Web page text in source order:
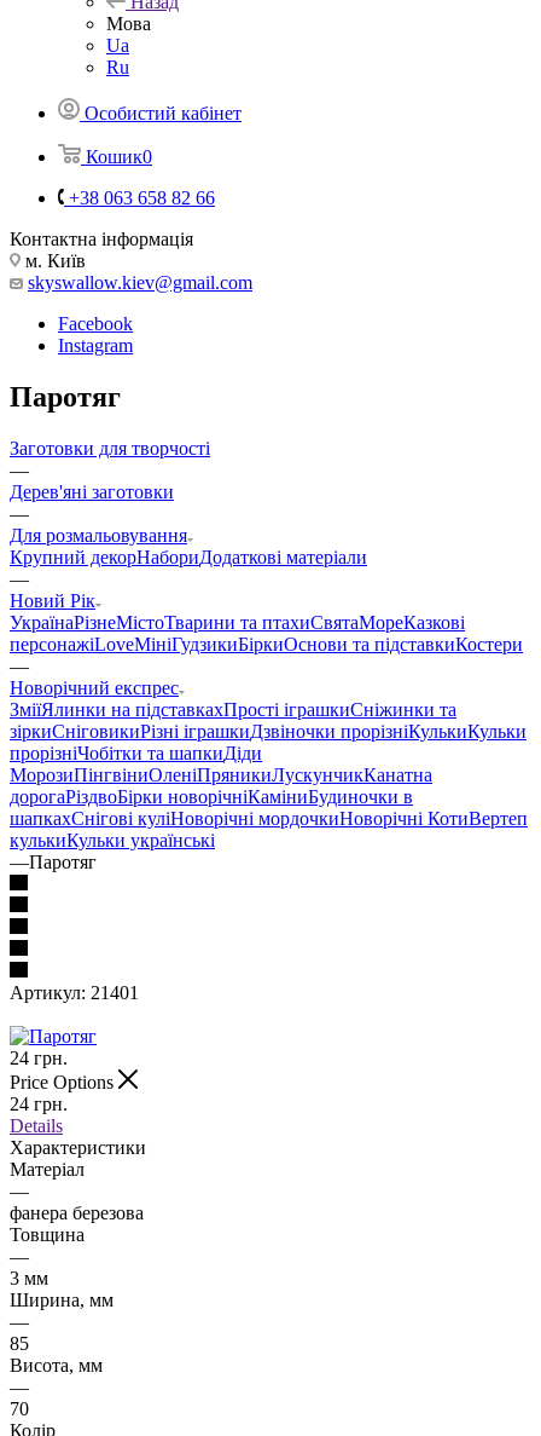
Мова
Ua
Ru
Особистий кабінет
Кошик0
+38 063 658 82 66
Контактна інформація
м. Київ
skyswallow.kiev@gmail.com
Facebook
Instagram
Паротяг
Заготовки для творчості
—
Дерев'яні заготовки
—
Для розмальовування
Крупний декорНабориДодаткові матеріали
—
Новий Рік
УкраїнаРізнеМістоТварини та птахиСвятаМореКазкові
персонажіLoveМініГудзикиБіркиОснови та підставкиКостери
—
Новорічний експрес
ЗміїЯлинки на підставкахПрості іграшкиСніжинки та
зіркиСніговикиРізні іграшкиДзвіночки прорізніКулькиКульки
прорізніЧобітки та шапкиДіди
МорозиПінгвіниОленіПряникиЛускунчикКанатна
дорогаРіздвоБірки новорічніКаміниБудиночки в
шапкахСнігові куліНоворічні мордочкиНоворічні КотиВертеп
кулькиКульки українські
—Паротяг
Артикул: 21401
24 грн.
Price Options
24 грн.
Details
Характеристики
Матеріал
—
фанера березова
Товщина
—
3 мм
Ширина, мм
—
85
Висота, мм
—
70
Колір